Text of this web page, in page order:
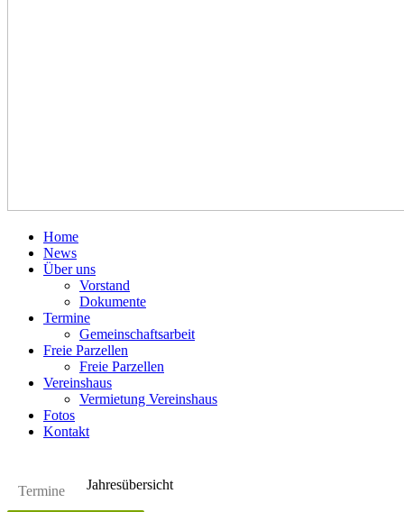
Home
News
Über uns
Vorstand
Dokumente
Termine
Gemeinschaftsarbeit
Freie Parzellen
Freie Parzellen
Vereinshaus
Vermietung Vereinshaus
Fotos
Kontakt
Termine Jahresübersicht